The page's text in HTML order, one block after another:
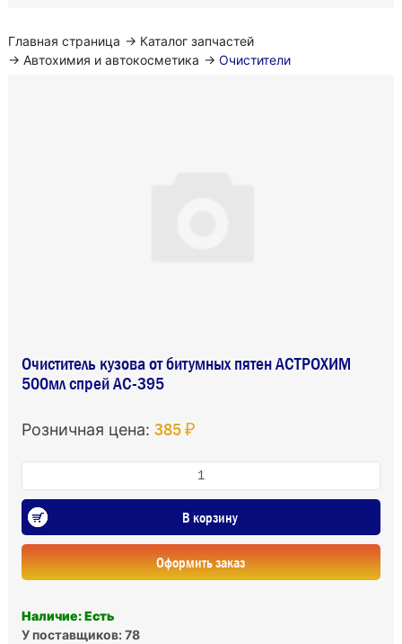
Главная страница → Каталог запчастей
→ Автохимия и автокосметика → Очистители
Очиститель кузова от битумных пятен АСТРОХИМ
500мл спрей AC-395
Розничная цена: 385 ₽
В корзину
Оформить заказ
Наличие: Есть
У поставщиков: 78